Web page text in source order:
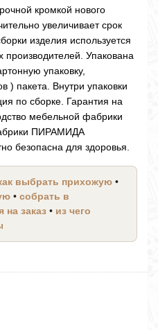
кромкой нового
увеличивает срок
изделия используется
Упакована
упаковку,
) пакета. Внутри упаковки
по сборке. Гарантия на
мебельной фабрики
ПИРАМИДА
безопасна для здоровья.
выбрать прихожую •
• собрать в
на заказ • из чего